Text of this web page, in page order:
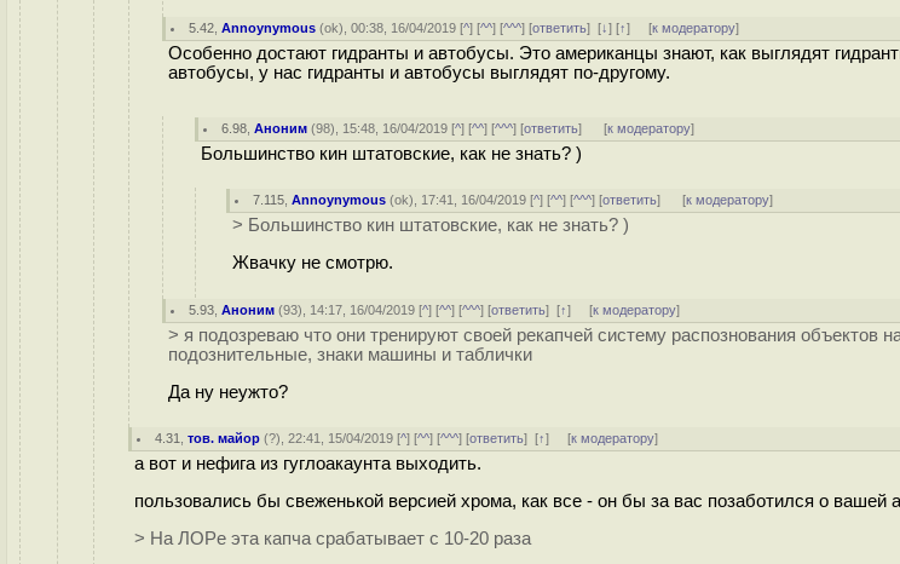
5.42 ,Annoynymous (ok), 00:38, 16/04/2019 [^] [^^] [^^^] [ответить][↓] [↑] [к модератору]
Особенно достают гидранты и автобусы. Это американцы знают, как выглядят
автобусы, у нас гидранты и автобусы выглядят по-другому.
6.98 ,Аноним (98), 15:48, 16/04/2019 [^] [^^] [^^^] [ответить] [к модератору]
Большинство кин штатовские, как не знать? )
7.115 ,Annoynymous (ok), 17:41, 16/04/2019 [^] [^^] [^^^] [ответить] [к модератору]
> Большинство кин штатовские, как не знать? )
Жвачку не смотрю.
5.93 ,Аноним (93), 14:17, 16/04/2019 [^] [^^] [^^^] [ответить][↑] [к модератору]
> я подозреваю что они тренируют своей рекапчей систему распознования объектов
подознительные, знаки машины и таблички
Да ну неужто?
4.31 ,тов. майор (?), 22:41, 15/04/2019 [^] [^^] [^^^] [ответить][↑] [к модератору]
а вот и нефига из гуглоакаунта выходить.
пользовались бы свеженькой версией хрома, как все - он бы за вас позаботился о вашей
> На ЛOPе эта кaпча сpaбатывает с 10-20 рaза